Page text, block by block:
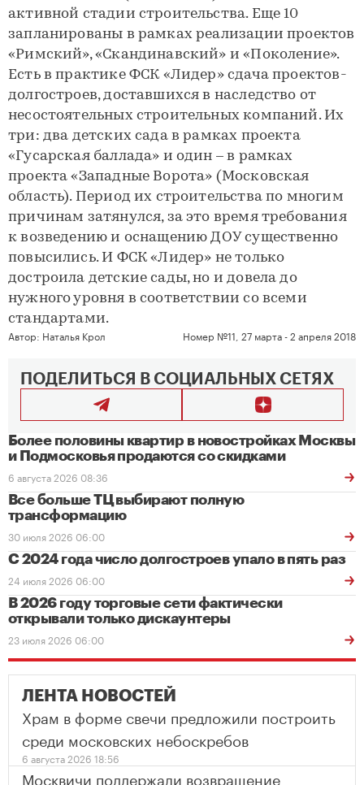
активной стадии строительства. Еще 10
запланированы в рамках реализации проектов
«Римский», «Скандинавский» и «Поколение».
Есть в практике ФСК «Лидер» сдача проектов-
долгостроев, доставшихся в наследство от
несостоятельных строительных компаний. Их
три: два детских сада в рамках проекта
«Гусарская баллада» и один – в рамках
проекта «Западные Ворота» (Московская
область). Период их строительства по многим
причинам затянулся, за это время требования
к возведению и оснащению ДОУ существенно
повысились. И ФСК «Лидер» не только
достроила детские сады, но и довела до
нужного уровня в соответствии со всеми
стандартами.
Автор: Наталья Крол Номер №11, 27 марта - 2 апреля 2018
ПОДЕЛИТЬСЯ В СОЦИАЛЬНЫХ СЕТЯХ
Более половины квартир в новостройках Москвы
и Подмосковья продаются со скидками
6 августа 2026 08:36
Все больше ТЦ выбирают полную
трансформацию
30 июля 2026 06:00
С 2024 года число долгостроев упало в пять раз
24 июля 2026 06:00
В 2026 году торговые сети фактически
открывали только дискаунтеры
23 июля 2026 06:00
ЛЕНТА НОВОСТЕЙ
Храм в форме свечи предложили построить
среди московских небоскребов
6 августа 2026 18:56
Москвичи поддержали возвращение